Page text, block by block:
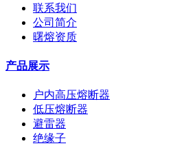
联系我们
公司简介
曙熔资质
产品展示
户内高压熔断器
低压熔断器
避雷器
绝缘子